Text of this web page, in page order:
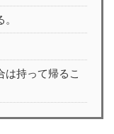
は持って帰るこ